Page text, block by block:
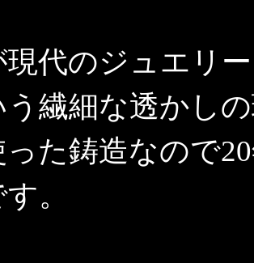
現代のジュエリ
う繊細な透かし
った鋳造なので
。